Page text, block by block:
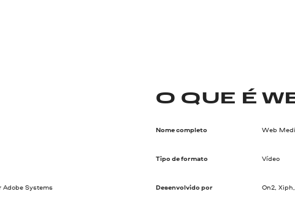
Adobe Systems
O QUE É
Nome completo Web
Tipo de formato Vídeo
Desenvolvido por On2,